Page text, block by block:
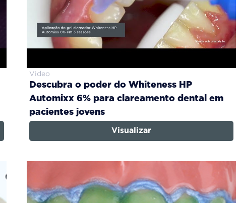
Video
Descubra o poder do Whiteness HP
Automixx 6% para clareamento dental em
pacientes jovens
Visualizar